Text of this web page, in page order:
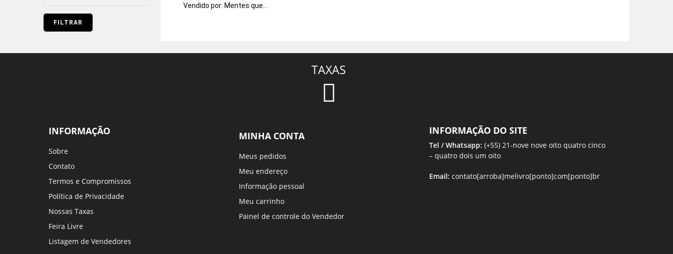
Vendido por: Mentes que
INFORMAÇÃO
Sobre
Contato
Termos e Compromissos
Política de Privacidade
Nossas Taxas
Feira Livre
Listagem de Vendedores
TAXAS
MINHA CONTA
Meus pedidos
Meu endereço
Informação pessoal
Meu carrinho
Painel de controle do Vendedor
INFORMAÇÃO DO SITE
Tel / Whatsapp: (+55) 21-nove nove oito quatro cinco
– quatro dois um oito
Email: contato[arroba]melivro[ponto]com[ponto]br